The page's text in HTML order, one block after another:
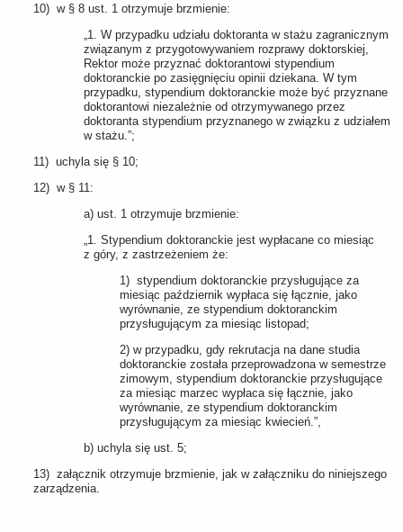
10) w § 8 ust. 1 otrzymuje brzmienie:
„1. W przypadku udziału doktoranta w stażu zagranicznym
związanym z przygotowywaniem rozprawy doktorskiej,
Rektor może przyznać doktorantowi stypendium
doktoranckie po zasięgnięciu opinii dziekana. W tym
przypadku, stypendium doktoranckie może być przyznane
doktorantowi niezależnie od otrzymywanego przez
doktoranta stypendium przyznanego w związku z udziałem
w stażu.”;
11) uchyla się § 10;
12) w § 11:
a) ust. 1 otrzymuje brzmienie:
„1. Stypendium doktoranckie jest wypłacane co miesiąc
z góry, z zastrzeżeniem że:
1) stypendium doktoranckie przysługujące za
miesiąc październik wypłaca się łącznie, jako
wyrównanie, ze stypendium doktoranckim
przysługującym za miesiąc listopad;
2) w przypadku, gdy rekrutacja na dane studia
doktoranckie została przeprowadzona w semestrze
zimowym, stypendium doktoranckie przysługujące
za miesiąc marzec wypłaca się łącznie, jako
wyrównanie, ze stypendium doktoranckim
przysługującym za miesiąc kwiecień.”,
b) uchyla się ust. 5;
13) załącznik otrzymuje brzmienie, jak w załączniku do niniejszego
zarządzenia.